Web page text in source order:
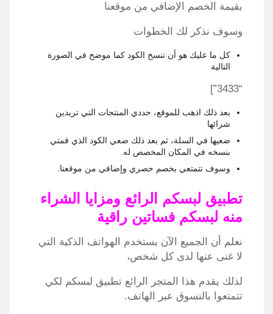
بقيمة الخصم الإضافي من موقعنا
وسوف نذكر لك الخطوات
كل ما عليك هو أن تنسخ الكود كما موضح في الصورة
التالية
“3433”]
بعد ذلك اذهب للموقع، حددي المنتجات التي تريدين
شرائها
ضعيها في السلة، ثم بعد ذلك ضعي الكود الذي قمتي
بنسخه في المكان المخصص له.
وسوف تتمتعي بخصم حصري وإضافي من موقعنا.
تطبيق لبسكم الرائع ومزايا الشراء
منه لبسكم فساتين راقية
نعلم أن الجميع الآن يستخدم الهواتف الذكية التي
لا غنى عنها لدى كل شخص،
لذلك يقدم هذا المتجر الرائع تطبيق لبسكم لكي
تتمتعوا بالتسوق عبر الهاتف.